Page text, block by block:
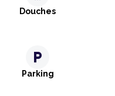
Douches
local_parking
Parking